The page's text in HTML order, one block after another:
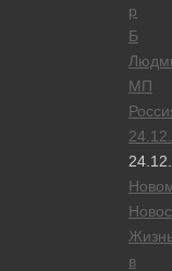
р
Б
МП
в